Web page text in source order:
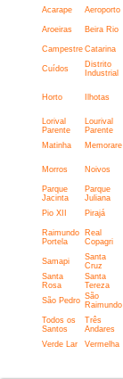
Acarape Aeroporto
Aroeiras Beira Rio
Campestre Catarina
Cuídos
Distrito
Industrial
Horto Ilhotas
Lorival
Parente
Lourival
Parente
Matinha Memorare
Morros Noivos
Parque
Jacinta
Parque
Juliana
Pio XII Pirajá
Raimundo
Portela
Real
Copagri
Samapi
Santa
Cruz
Santa
Rosa
Santa
Tereza
São Pedro São
Raimundo
Todos os
Santos
Três
Andares
Verde Lar Vermelha